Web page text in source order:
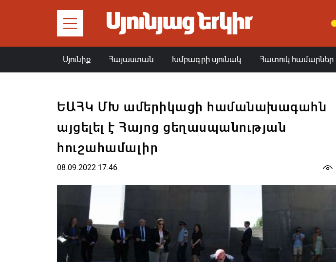
Սյունիք Հայաստան Խմբագրի սյունակ Հատուկ համարներ
ԵԱՀԿ ՄԽ ամերիկացի համանախագահն
այցելել է Հայոց ցեղասպանության
հուշահամալիր
08.09.2022 17:46